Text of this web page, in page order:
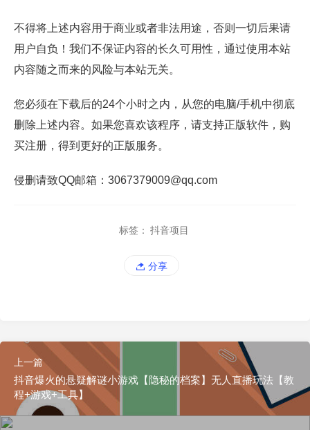
不得将上述内容用于商业或者非法用途，否则一切后果请
用户自负！我们不保证内容的长久可用性，通过使用本站
内容随之而来的风险与本站无关。
您必须在下载后的24个小时之内，从您的电脑/手机中彻底
删除上述内容。如果您喜欢该程序，请支持正版软件，购
买注册，得到更好的正版服务。
侵删请致QQ邮箱：3067379009@qq.com
标签： 抖音项目
分享
上一篇
抖音爆火的悬疑解谜小游戏【隐秘的档案】无人直播玩法【教
程+游戏+工具】